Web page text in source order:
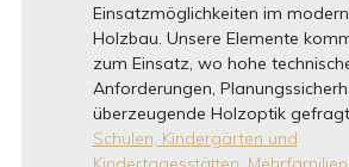
Einsatzmöglichkeiten im
Holzbau. Unsere Elemente
zum Einsatz, wo hohe
Anforderungen,
überzeugende Holzoptik
Schulen, Kindergärten und